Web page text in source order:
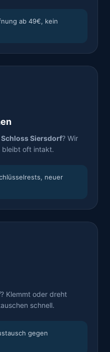
ab 49€, kein
Siersdorf? Wir
bleibt oft intakt.
neuer
? Klemmt oder dreht
schnell.
gegen